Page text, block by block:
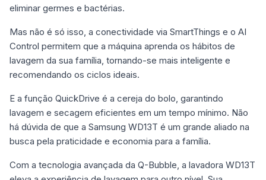
eliminar germes e bactérias.
Mas não é só isso, a conectividade via SmartThings e o AI
Control permitem que a máquina aprenda os hábitos de
lavagem da sua família, tornando-se mais inteligente e
recomendando os ciclos ideais.
E a função QuickDrive é a cereja do bolo, garantindo
lavagem e secagem eficientes em um tempo mínimo. Não
há dúvida de que a Samsung WD13T é um grande aliado na
busca pela praticidade e economia para a família.
Com a tecnologia avançada da Q-Bubble, a lavadora WD13T